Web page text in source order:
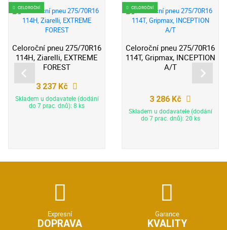
CELOROČNÍ
Celoroční pneu 275/70R16
114H, Ziarelli, EXTREME
FOREST
3 237 Kč
Skladem u dodavatele (dodání
do 7 prac. dnů): 8 ks
CELOROČNÍ
Celoroční pneu 275/70R16
114T, Gripmax, INCEPTION
A/T
3 286 Kč
Skladem u dodavatele (dodání
do 7 prac. dnů): 20 ks
Expresní
DOPRAVA
Garance
KVALITY